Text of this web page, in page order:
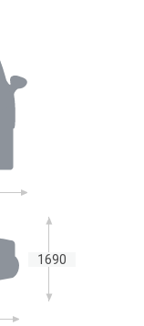
1690